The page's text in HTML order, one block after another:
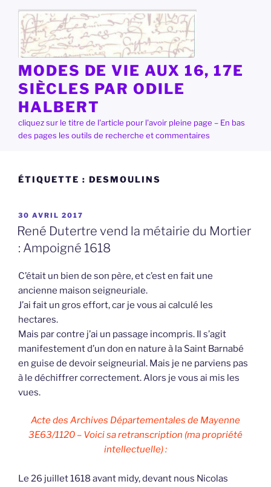
contenu
principal
MODES DE VIE AUX 16, 17E
SIÈCLES PAR ODILE
HALBERT
cliquez sur le titre de l'article pour l'avoir pleine page – En bas
des pages les outils de recherche et commentaires
ÉTIQUETTE : DESMOULINS
PUBLIÉ
LE
30 AVRIL 2017
René Dutertre vend la métairie du Mortier
: Ampoigné 1618
C’était un bien de son père, et c’est en fait une
ancienne maison seigneuriale.
J’ai fait un gros effort, car je vous ai calculé les
hectares.
Mais par contre j’ai un passage incompris. Il s’agit
manifestement d’un don en nature à la Saint Barnabé
en guise de devoir seigneurial. Mais je ne parviens pas
à le déchiffrer correctement. Alors je vous ai mis les
vues.
Acte des Archives Départementales de Mayenne
3E63/1120 – Voici sa retranscription (ma propriété
intellectuelle) :
Le 26 juillet 1618 avant midy, devant nous Nicolas